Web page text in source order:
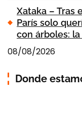
Xataka – Tras
París solo
con árboles:
08/08/2026
Donde